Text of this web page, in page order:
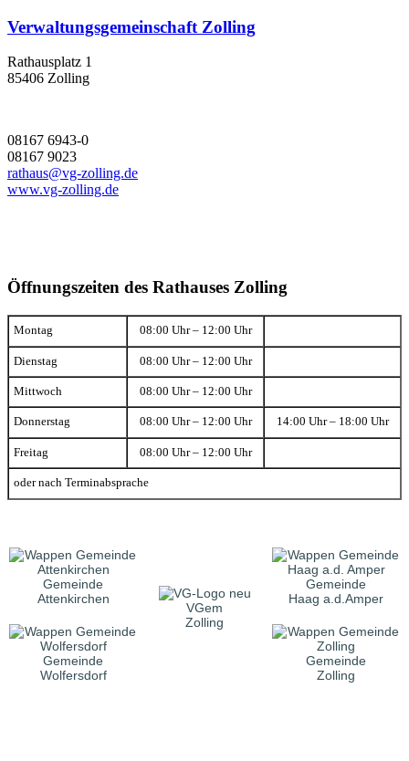
Verwaltungsgemeinschaft Zolling
Rathausplatz 1
85406 Zolling
08167 6943-0
08167 9023
rathaus@vg-zolling.de
www.vg-zolling.de
Öffnungszeiten des Rathauses Zolling
Montag 08:00 Uhr – 12:00 Uhr
Dienstag 08:00 Uhr – 12:00 Uhr
Mittwoch 08:00 Uhr – 12:00 Uhr
Donnerstag 08:00 Uhr – 12:00 Uhr 14:00 Uhr – 18:00 Uhr
Freitag 08:00 Uhr – 12:00 Uhr
oder nach Terminabsprache
Gemeinde
Attenkirchen
VGem
Zolling
Gemeinde
Haag a.d.Amper
Gemeinde
Wolfersdorf
Gemeinde
Zolling